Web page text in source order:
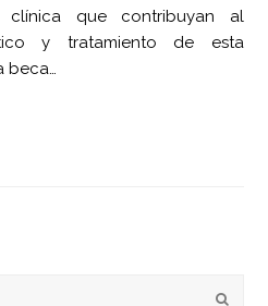
clínica que contribuyan al
y tratamiento de esta
beca…